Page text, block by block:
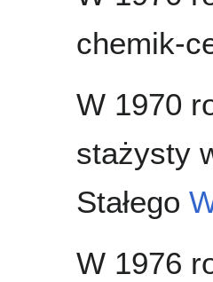
chemik-
W 1970
stażysty
Stałego
W 1976